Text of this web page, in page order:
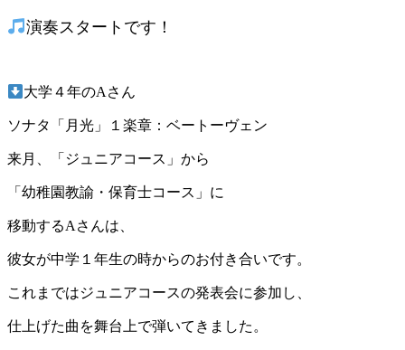
演奏スタートです！
大学４年のAさん
ソナタ「月光」１楽章：ベートーヴェン
来月、「ジュニアコース」から
「幼稚園教諭・保育士コース」に
移動するAさんは、
彼女が中学１年生の時からのお付き合いです。
これまではジュニアコースの発表会に参加し、
仕上げた曲を舞台上で弾いてきました。